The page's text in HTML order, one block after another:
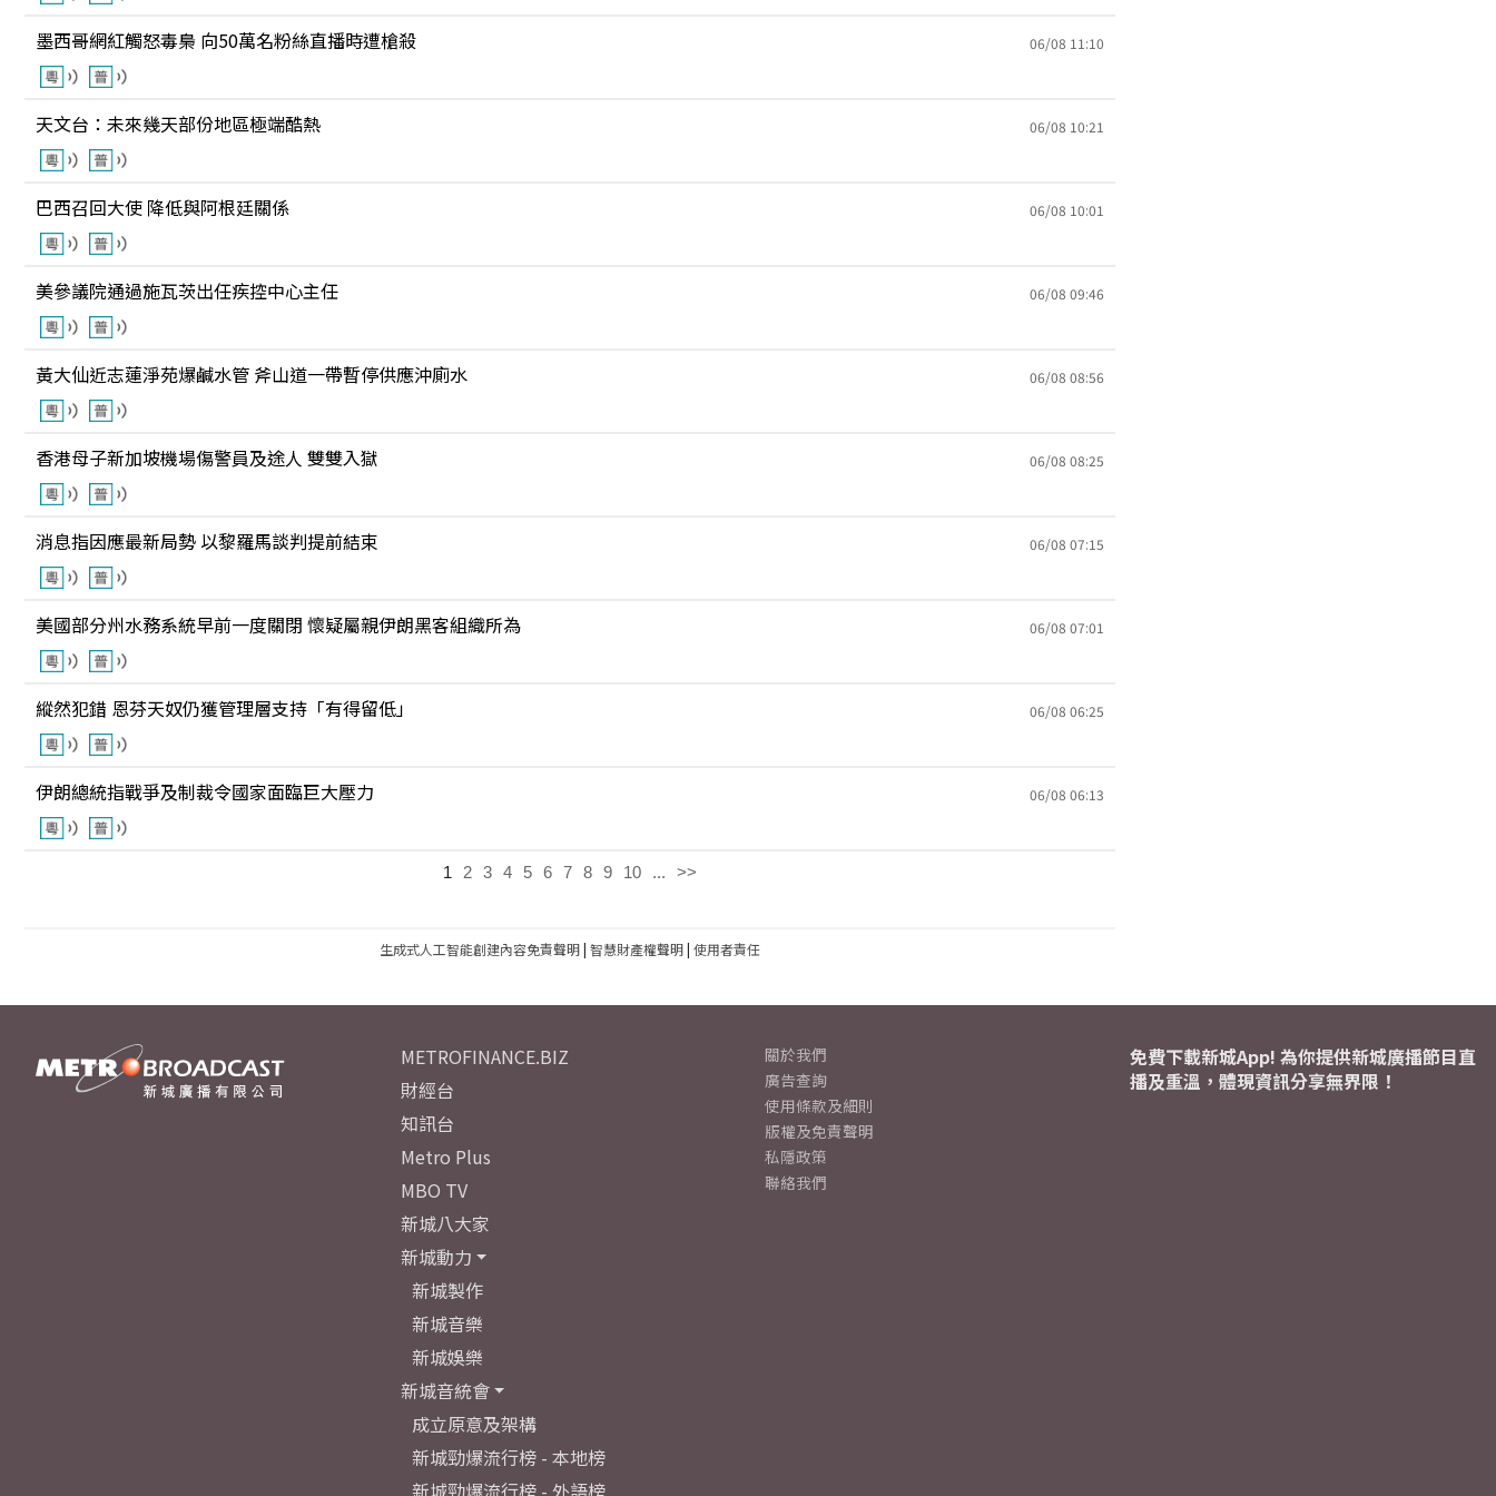
墨西哥網紅觸怒毒梟 向50萬名粉絲直播時遭槍殺 06/08 11:10
天文台：未來幾天部份地區極端酷熱 06/08 10:21
巴西召回大使 降低與阿根廷關係 06/08 10:01
美參議院通過施瓦茨出任疾控中心主任 06/08 09:46
黃大仙近志蓮淨苑爆鹹水管 斧山道一帶暫停供應沖廁水 06/08 08:56
香港母子新加坡機場傷警員及途人 雙雙入獄 06/08 08:25
消息指因應最新局勢 以黎羅馬談判提前結束 06/08 07:15
美國部分州水務系統早前一度關閉 懷疑屬親伊朗黑客組織所為 06/08 07:01
縱然犯錯 恩芬天奴仍獲管理層支持「有得留低」 06/08 06:25
伊朗總統指戰爭及制裁令國家面臨巨大壓力 06/08 06:13
1 2 3 4 5 6 7 8 9 10 ... >>
生成式人工智能創建內容免責聲明| 智慧財產權聲明| 使用者責任
METROFINANCE.BIZ
財經台
知訊台
Metro Plus
MBO TV
新城八大家
新城動力
新城製作
新城音樂
新城娛樂
新城音統會
成立原意及架構
新城勁爆流行榜 - 本地榜
新城勁爆流行榜 - 外語榜
關於我們
廣告查詢
使用條款及細則
版權及免責聲明
私隱政策
聯絡我們
免費下載新城App! 為你提供新城廣播節目直
播及重溫，體現資訊分享無界限！